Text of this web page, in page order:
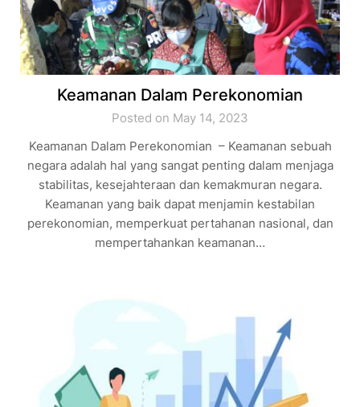
Keamanan Dalam Perekonomian
Posted on May 14, 2023
Keamanan Dalam Perekonomian – Keamanan sebuah
negara adalah hal yang sangat penting dalam menjaga
stabilitas, kesejahteraan dan kemakmuran negara.
Keamanan yang baik dapat menjamin kestabilan
perekonomian, memperkuat pertahanan nasional, dan
mempertahankan keamanan…